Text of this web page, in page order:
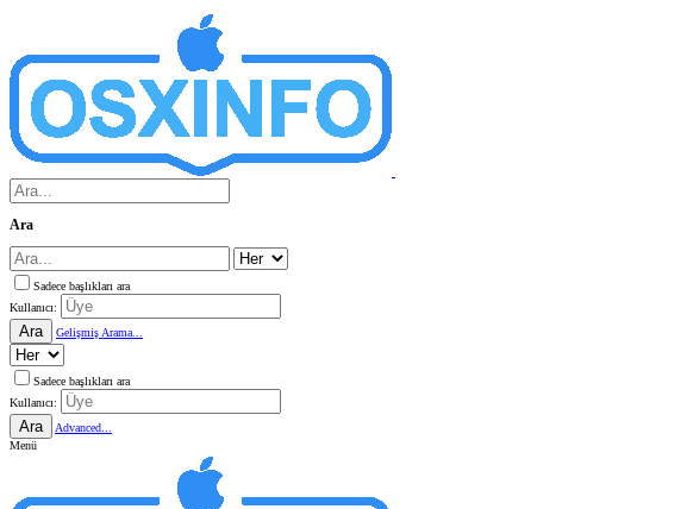
Ara
Sadece başlıkları ara
Kullanıcı:
Ara Gelişmiş Arama...
Sadece başlıkları ara
Kullanıcı:
Ara
Advanced...
Menü